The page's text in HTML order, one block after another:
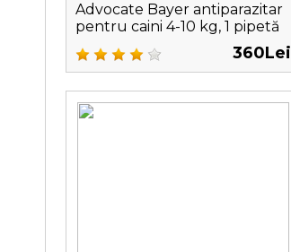
Advocate Bayer antiparazitar
pentru caini 4-10 kg, 1 pipetă
360Lei